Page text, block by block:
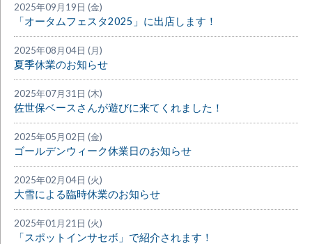
2025年09月19日 (金)
「オータムフェスタ2025」に出店します！
2025年08月04日 (月)
夏季休業のお知らせ
2025年07月31日 (木)
佐世保ベースさんが遊びに来てくれました！
2025年05月02日 (金)
ゴールデンウィーク休業日のお知らせ
2025年02月04日 (火)
大雪による臨時休業のお知らせ
2025年01月21日 (火)
「スポットインサセボ」で紹介されます！